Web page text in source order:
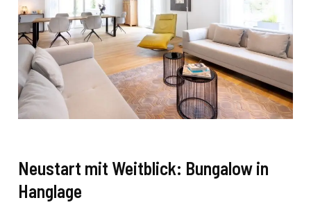
Neustart mit Weitblick: Bungalow in
Hanglage